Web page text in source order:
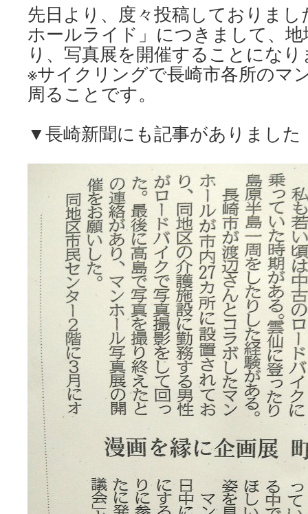
先日より、度々投稿しておりま
ホールライド」につきまして、
り、写真展を開催することにな
※サイクリングで長崎市各所のマ
周ることです。
▼長崎新聞にも記事がありました